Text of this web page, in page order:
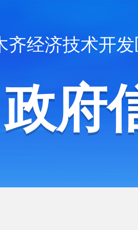
齐经济技术开
政府